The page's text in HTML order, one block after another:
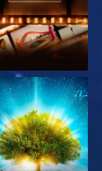
בדוק את הסדרה